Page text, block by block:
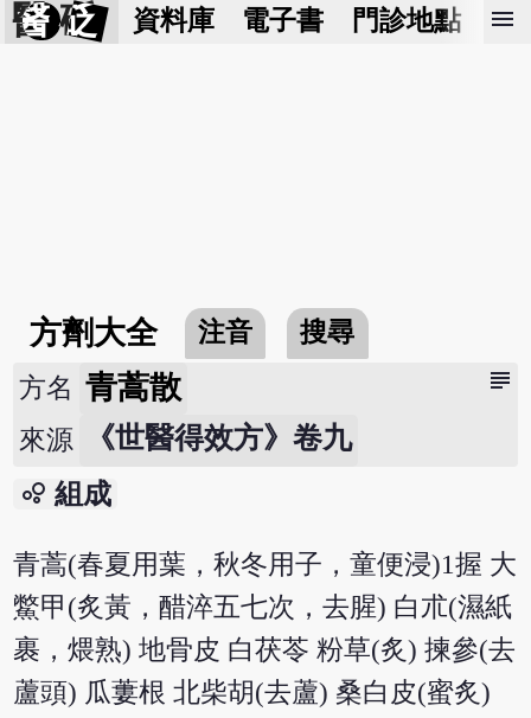
醫 砭 資料庫 電子書 門診地點 預
menu
方劑大全 注音 搜尋
subject
方名 青蒿散
來源 《世醫得效方》卷九
bubble_chart 組成
青蒿(春夏用葉，秋冬用子，童便浸)1握 大
鱉甲(炙黃，醋淬五七次，去腥) 白朮(濕紙
裹，煨熟) 地骨皮 白茯苓 粉草(炙) 揀參(去
蘆頭) 瓜蔞根 北柴胡(去蘆) 桑白皮(蜜炙)